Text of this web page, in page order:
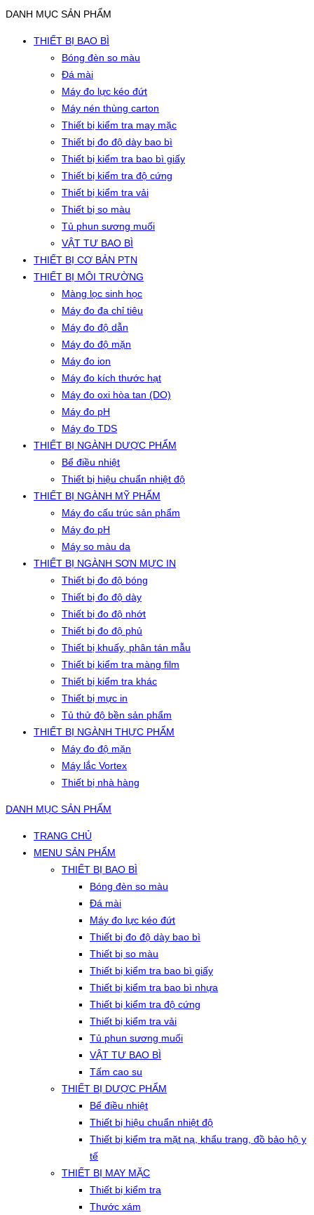
DANH MỤC SẢN PHẨM
THIẾT BỊ BAO BÌ
Bóng đèn so màu
Đá mài
Máy đo lực kéo đứt
Máy nén thùng carton
Thiết bị kiểm tra may mặc
Thiết bị đo độ dày bao bì
Thiết bị kiểm tra bao bì giấy
Thiết bị kiểm tra độ cứng
Thiết bị kiểm tra vải
Thiết bị so màu
Tủ phun sương muối
VẬT TƯ BAO BÌ
THIẾT BỊ CƠ BẢN PTN
THIẾT BỊ MÔI TRƯỜNG
Màng lọc sinh học
Máy đo đa chỉ tiêu
Máy đo độ dẫn
Máy đo độ mặn
Máy đo ion
Máy đo kích thước hạt
Máy đo oxi hòa tan (DO)
Máy đo pH
Máy đo TDS
THIẾT BỊ NGÀNH DƯỢC PHẨM
Bể điều nhiệt
Thiết bị hiệu chuẩn nhiệt độ
THIẾT BỊ NGÀNH MỸ PHẨM
Máy đo cấu trúc sản phẩm
Máy đo pH
Máy so màu da
THIẾT BỊ NGÀNH SƠN MỰC IN
Thiết bị đo độ bóng
Thiết bị đo độ dày
Thiết bị đo độ nhớt
Thiết bị đo độ phủ
Thiết bị khuấy, phân tán mẫu
Thiết bị kiểm tra màng film
Thiết bị kiểm tra khác
Thiết bị mực in
Tủ thử độ bền sản phẩm
THIẾT BỊ NGÀNH THỰC PHẨM
Máy đo độ mặn
Máy lắc Vortex
Thiết bị nhà hàng
DANH MỤC SẢN PHẨM
TRANG CHỦ
MENU SẢN PHẨM
THIẾT BỊ BAO BÌ
Bóng đèn so màu
Đá mài
Máy đo lực kéo đứt
Thiết bị đo độ dày bao bì
Thiết bị so màu
Thiết bị kiểm tra bao bì giấy
Thiết bị kiểm tra bao bì nhựa
Thiết bị kiểm tra độ cứng
Thiết bị kiểm tra vải
Tủ phun sương muối
VẬT TƯ BAO BÌ
Tấm cao su
THIẾT BỊ DƯỢC PHẨM
Bể điều nhiệt
Thiết bị hiệu chuẩn nhiệt độ
Thiết bị kiểm tra mặt nạ, khẩu trang, đồ bảo hộ y
tế
THIẾT BỊ MAY MẶC
Thiết bị kiểm tra
Thước xám